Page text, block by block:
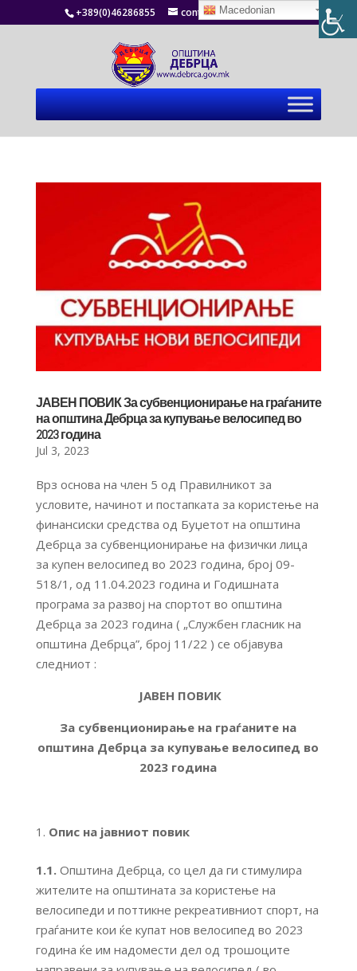
+389(0)46286855 contact@debrca.gov.mk
ЈАВЕН ПОВИК За субвенционирање на граѓаните
на општина Дебрца за купување велосипед во
2023 година
Jul 3, 2023
Врз основа на член 5 од Правилникот за
условите, начинот и постапката за користење на
финансиски средства од Буџетот на општина
Дебрца за субвенционирање на физички лица
за купен велосипед во 2023 година, број 09-
518/1, од 11.04.2023 година и Годишната
програма за развој на спортот во општина
Дебрца за 2023 година ( „Службен гласник на
општина Дебрца”, број 11/22 ) се објавува
следниот :
ЈАВЕН ПОВИК
За субвенционирање на граѓаните на
општина Дебрца за купување велосипед во
2023 година
Опис на јавниот повик
1.1.Општина Дебрца, со цел да ги стимулира
жителите на општината за користење на
велосипеди и поттикне рекреативниот спорт, на
граѓаните кои ќе купат нов велосипед во 2023
година ќе им надомести дел од трошоците
Macedonian